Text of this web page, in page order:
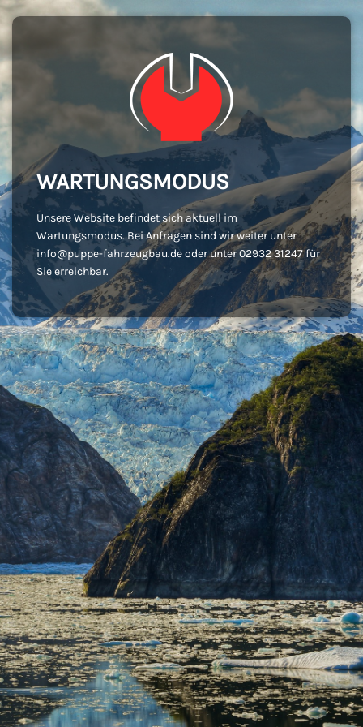
WARTUNGSMODUS
Unsere Website befindet sich aktuell im
Wartungsmodus. Bei Anfragen sind wir weiter unter
info@puppe-fahrzeugbau.de oder unter 02932 31247 für
Sie erreichbar.